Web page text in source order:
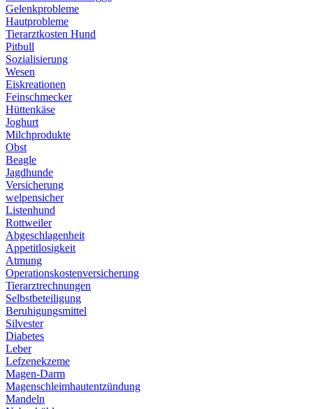
Gelenkprobleme
Hautprobleme
Tierarztkosten Hund
Pitbull
Sozialisierung
Wesen
Eiskreationen
Feinschmecker
Hüttenkäse
Joghurt
Milchprodukte
Obst
Beagle
Jagdhunde
Versicherung
welpensicher
Listenhund
Rottweiler
Abgeschlagenheit
Appetitlosigkeit
Atmung
Operationskostenversicherung
Tierarztrechnungen
Selbstbeteiligung
Beruhigungsmittel
Silvester
Diabetes
Leber
Lefzenekzeme
Magen-Darm
Magenschleimhautentzündung
Mandeln